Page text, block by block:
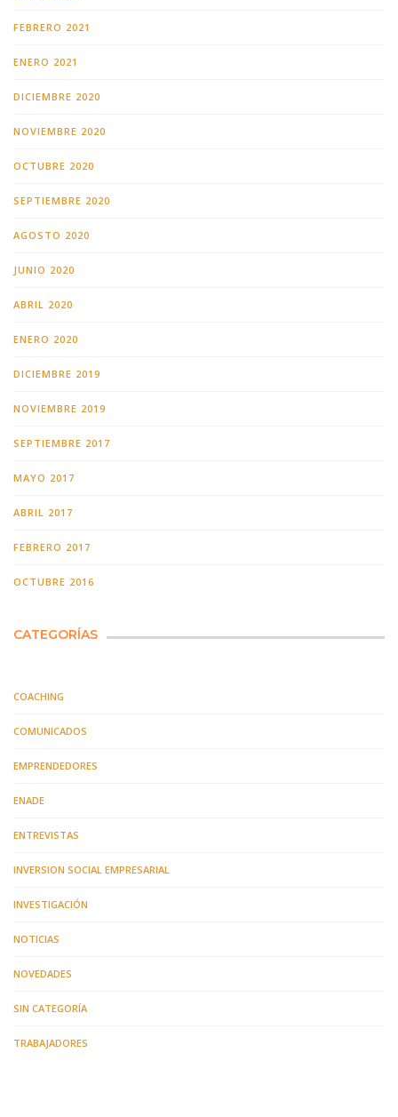
FEBRERO 2021
ENERO 2021
DICIEMBRE 2020
NOVIEMBRE 2020
OCTUBRE 2020
SEPTIEMBRE 2020
AGOSTO 2020
JUNIO 2020
ABRIL 2020
ENERO 2020
DICIEMBRE 2019
NOVIEMBRE 2019
SEPTIEMBRE 2017
MAYO 2017
ABRIL 2017
FEBRERO 2017
OCTUBRE 2016
CATEGORÍAS
COACHING
COMUNICADOS
EMPRENDEDORES
ENADE
ENTREVISTAS
INVERSION SOCIAL EMPRESARIAL
INVESTIGACIÓN
NOTICIAS
NOVEDADES
SIN CATEGORÍA
TRABAJADORES